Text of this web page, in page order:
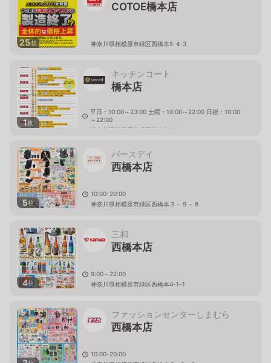
25枚
COTOE橋本店
神奈川県相模原市緑区西橋本5-4-3
1枚
キッチンコート
橋本店
平日：10:00～23:00 土曜：10:00～22:00 日祝：10:00
～22:00
神奈川県相模原市緑区橋本2-3-2
5枚
バースデイ
西橋本店
10:00-20:00
神奈川県相模原市緑区西橋本３－９－８
4枚
三和
西橋本店
9:00～22:00
神奈川県相模原市緑区西橋本4-1-1
ファッションセンターしまむら
西橋本店
10:00-20:00